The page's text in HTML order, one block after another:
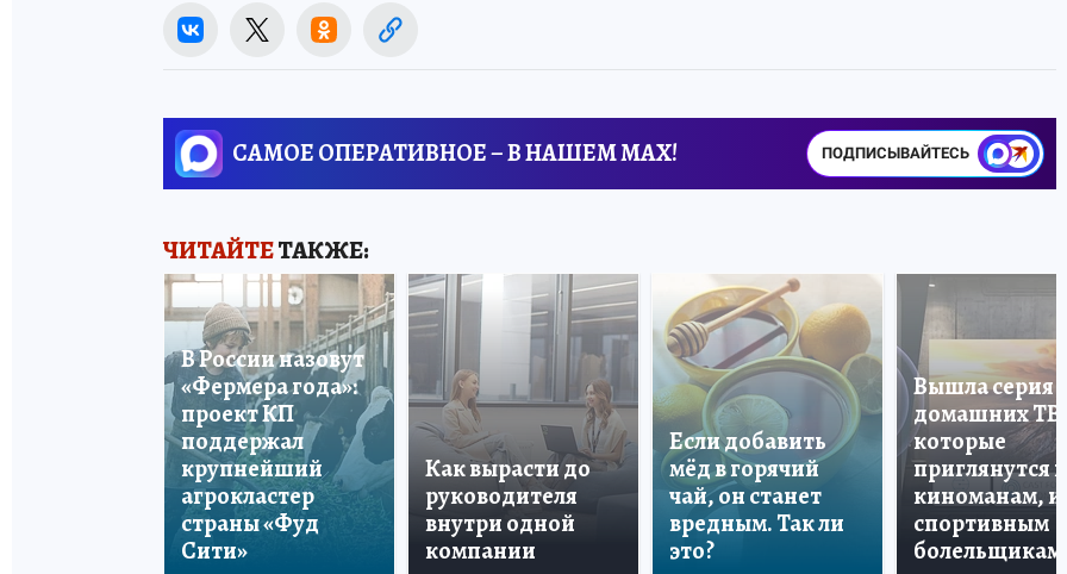
САМОЕ ОПЕРАТИВНОЕ – В НАШЕМ MAX! ПОДПИСЫВАЙТЕСЬ
ЧИТАЙТЕТАКЖЕ:
В России назовут
«Фермера года»:
проект КП
поддержал
крупнейший
агрокластер
страны «Фуд
Сити»
Как вырасти до
руководителя
внутри одной
компании
Если добавить
мёд в горячий
чай, он станет
вредным. Так ли
это?
Вышла серия
домашних ТВ,
которые
приглянутся и
киноманам, и
спортивным
болельщикам